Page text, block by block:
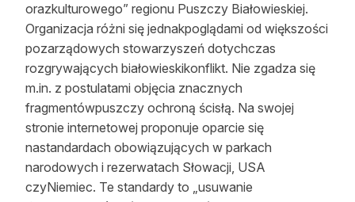
Archiwum
Kontakt
orazkulturowego” regionu Puszczy Białowieskiej.
Organizacja różni się jednakpoglądami od większości
pozarządowych stowarzyszeń dotychczas
rozgrywających białowieskikonflikt. Nie zgadza się
m.in. z postulatami objęcia znacznych
fragmentówpuszczy ochroną ścisłą. Na swojej
stronie internetowej proponuje oparcie się
nastandardach obowiązujących w parkach
narodowych i rezerwatach Słowacji, USA
czyNiemiec. Te standardy to „usuwanie